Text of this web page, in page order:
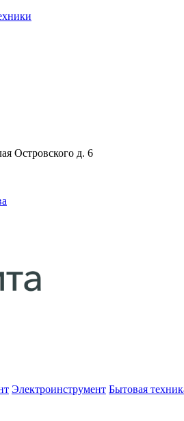
Островского д. 6
Электроинструмент Бытовая